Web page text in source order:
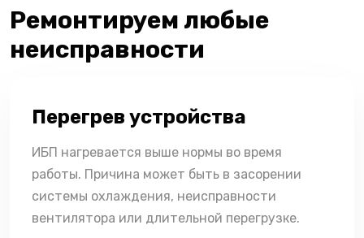
Ремонтируем любые
неисправности
Перегрев устройства
ИБП нагревается выше нормы во время
работы. Причина может быть в засорении
системы охлаждения, неисправности
вентилятора или длительной перегрузке.